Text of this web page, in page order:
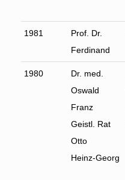
1981
Prof. Dr.
Ferdinand
1980
Dr. med.
Oswald
Franz
Geistl. Rat
Otto
Heinz-Georg